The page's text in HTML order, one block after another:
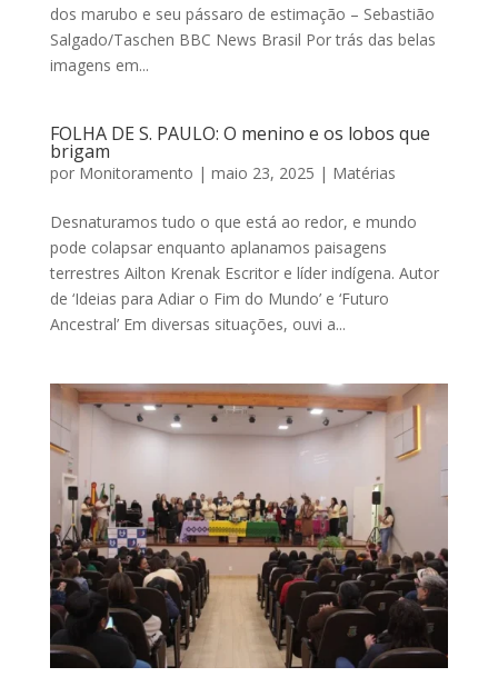
dos marubo e seu pássaro de estimação – Sebastião
Salgado/Taschen BBC News Brasil Por trás das belas
imagens em...
FOLHA DE S. PAULO: O menino e os lobos que
brigam
por Monitoramento | maio 23, 2025 | Matérias
Desnaturamos tudo o que está ao redor, e mundo
pode colapsar enquanto aplanamos paisagens
terrestres Ailton Krenak Escritor e líder indígena. Autor
de ‘Ideias para Adiar o Fim do Mundo’ e ‘Futuro
Ancestral’ Em diversas situações, ouvi a...